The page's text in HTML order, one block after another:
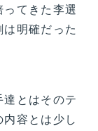
てきた李選
明確だった
とはそのテ
容とは少し